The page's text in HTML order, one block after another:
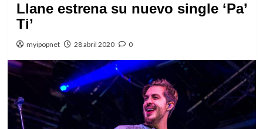
Llane estrena su nuevo single ‘Pa’
Ti’
myipopnet 28 abril 2020 0